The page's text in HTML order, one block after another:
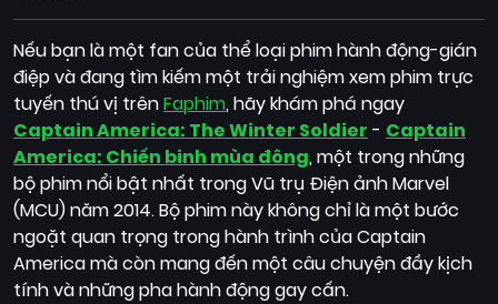
Blog
Bộ
sưu
tập
Nếu bạn là một fan của thể loại phim hành động-gián
điệp và đang tìm kiếm một trải nghiệm xem phim trực
tuyến thú vị trênFaphim, hãy khám phá ngay
Captain America: The Winter Soldier - Captain
America: Chiến binh mùa đông, một trong những
bộ phim nổi bật nhất trong Vũ trụ Điện ảnh Marvel
(MCU) năm 2014. Bộ phim này không chỉ là một bước
ngoặt quan trọng trong hành trình của Captain
America mà còn mang đến một câu chuyện đầy kịch
tính và những pha hành động gay cấn.